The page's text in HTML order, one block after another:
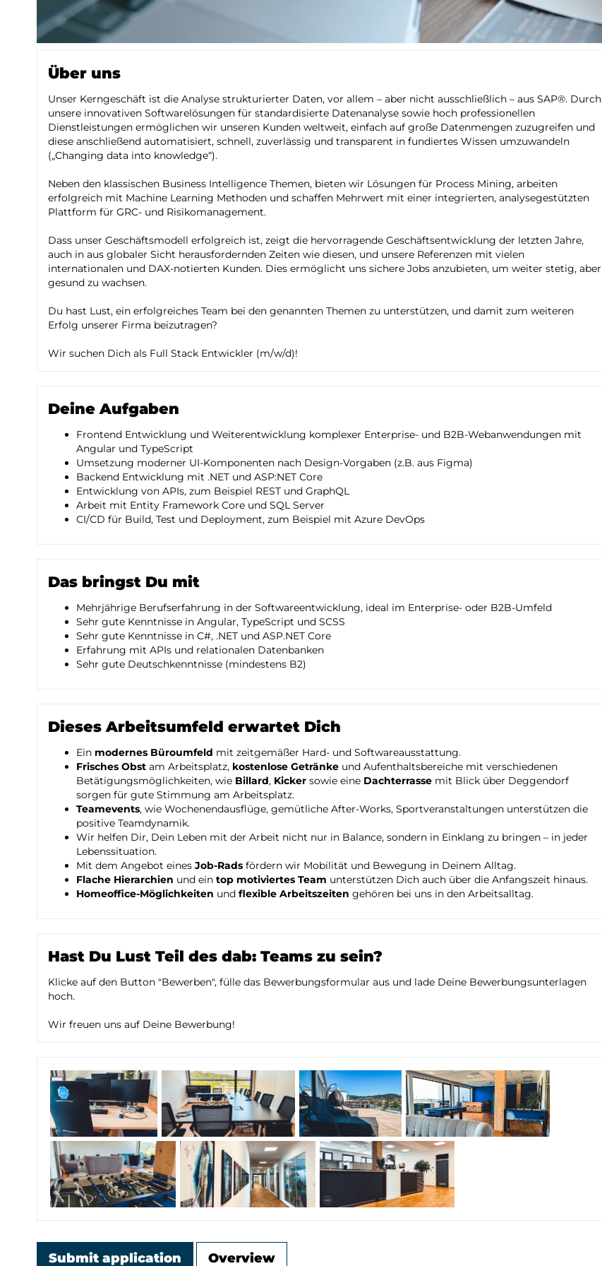
Über uns
Unser Kerngeschäft ist die Analyse strukturierter Daten, vor allem – aber nicht ausschließlich – aus SAP®. Durch
unsere innovativen Softwarelösungen für standardisierte Datenanalyse sowie hoch professionellen
Dienstleistungen ermöglichen wir unseren Kunden weltweit, einfach auf große Datenmengen zuzugreifen und
diese anschließend automatisiert, schnell, zuverlässig und transparent in fundiertes Wissen umzuwandeln
(„Changing data into knowledge“).
Neben den klassischen Business Intelligence Themen, bieten wir Lösungen für Process Mining, arbeiten
erfolgreich mit Machine Learning Methoden und schaffen Mehrwert mit einer integrierten, analysegestützten
Plattform für GRC- und Risikomanagement.
Dass unser Geschäftsmodell erfolgreich ist, zeigt die hervorragende Geschäftsentwicklung der letzten Jahre,
auch in aus globaler Sicht herausfordernden Zeiten wie diesen, und unsere Referenzen mit vielen
internationalen und DAX-notierten Kunden. Dies ermöglicht uns sichere Jobs anzubieten, um weiter stetig, aber
gesund zu wachsen.
Du hast Lust, ein erfolgreiches Team bei den genannten Themen zu unterstützen, und damit zum weiteren
Erfolg unserer Firma beizutragen?
Wir suchen Dich als Full Stack Entwickler (m/w/d)!
Deine Aufgaben
Frontend Entwicklung und Weiterentwicklung komplexer Enterprise- und B2B-Webanwendungen mit
Angular und TypeScript
Umsetzung moderner UI-Komponenten nach Design-Vorgaben (z.B. aus Figma)
Backend Entwicklung mit .NET und ASP:NET Core
Entwicklung von APIs, zum Beispiel REST und GraphQL
Arbeit mit Entity Framework Core und SQL Server
CI/CD für Build, Test und Deployment, zum Beispiel mit Azure DevOps
Das bringst Du mit
Mehrjährige Berufserfahrung in der Softwareentwicklung, ideal im Enterprise- oder B2B-Umfeld
Sehr gute Kenntnisse in Angular, TypeScript und SCSS
Sehr gute Kenntnisse in C#, .NET und ASP.NET Core
Erfahrung mit APIs und relationalen Datenbanken
Sehr gute Deutschkenntnisse (mindestens B2)
Dieses Arbeitsumfeld erwartet Dich
Ein modernes Büroumfeld mit zeitgemäßer Hard- und Softwareausstattung.
Frisches Obst am Arbeitsplatz, kostenlose Getränke und Aufenthaltsbereiche mit verschiedenen
Betätigungsmöglichkeiten, wie Billard, Kicker sowie eine Dachterrasse mit Blick über Deggendorf
sorgen für gute Stimmung am Arbeitsplatz.
Teamevents, wie Wochenendausflüge, gemütliche After-Works, Sportveranstaltungen unterstützen die
positive Teamdynamik.
Wir helfen Dir, Dein Leben mit der Arbeit nicht nur in Balance, sondern in Einklang zu bringen – in jeder
Lebenssituation.
Mit dem Angebot eines Job-Rads fördern wir Mobilität und Bewegung in Deinem Alltag.
Flache Hierarchien und ein top motiviertes Team unterstützen Dich auch über die Anfangszeit hinaus.
Homeoffice-Möglichkeiten und flexible Arbeitszeiten gehören bei uns in den Arbeitsalltag.
Hast Du Lust Teil des dab: Teams zu sein?
Klicke auf den Button "Bewerben", fülle das Bewerbungsformular aus und lade Deine Bewerbungsunterlagen
hoch.
Wir freuen uns auf Deine Bewerbung!
Submit application Overview